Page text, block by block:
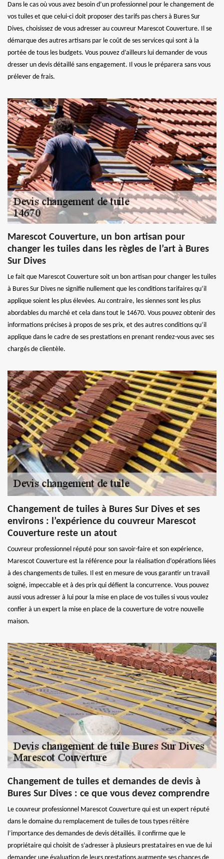
Dans le cas où vous avez besoin d’un professionnel pour le changement de
vos tuiles et que celui-ci doit proposer des tarifs pas chers à Bures Sur
Dives, choisissez de vous adresser au couvreur Marescot Couverture. Il se
démarque des autres artisans par le coût de ses services qui sont à la
portée de tous les budgets. Vous pouvez d’ailleurs lui demander de vous
dresser un devis détaillé sans engagement. Il vous le préparera sans vous
prélever de frais.
Marescot Couverture, un bon artisan pour
changer les tuiles dans les règles de l’art à Bures
Sur Dives
Le fait que Marescot Couverture soit un bon artisan pour changer les tuiles
à Bures Sur Dives ne signifie nullement que les conditions tarifaires qu’il
applique soient les plus élevées. Au contraire, les siennes sont les plus
abordables du marché et cela dans tout le 14670. Vous pouvez obtenir des
informations précises à propos de ses prix, et des autres conditions qu’il
applique dans le cadre de ses prestations en prenant rendez-vous avec ses
chargés de clientèle.
Changement de tuiles à Bures Sur Dives et ses
environs : l’expérience du couvreur Marescot
Couverture reste un atout
Couvreur professionnel réputé pour son savoir-faire et son expérience,
Marescot Couverture est la référence pour la réalisation d’opérations liées
à des changements de tuiles. Il est en mesure de vous garantir un travail
soigné, impeccable et à des prix qui défient la concurrence. Vous pouvez
aussi vous adresser à lui pour la mise en place de vos tuiles si vous voulez
confier à un expert la mise en place de la couverture de votre nouvelle
maison.
Changement de tuiles et demandes de devis à
Bures Sur Dives : ce que vous devez comprendre
Le couvreur professionnel Marescot Couverture qui est un expert réputé
dans le domaine du remplacement de tuiles de tous types réitère
l’importance des demandes de devis détaillés. il confirme que le
propriétaire qui choisit de s’adresser à plusieurs prestataires en vue de lui